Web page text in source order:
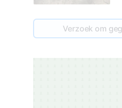
Verzoek om